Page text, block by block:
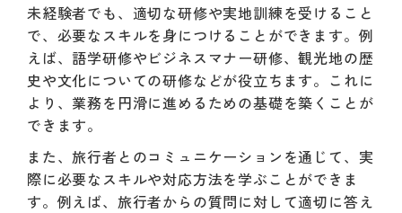
未経験者でも、適切な研修や実地訓練を受けること
で、必要なスキルを身につけることができます。例
えば、語学研修やビジネスマナー研修、観光地の歴
史や文化についての研修などが役立ちます。これに
より、業務を円滑に進めるための基礎を築くことが
できます。
また、旅行者とのコミュニケーションを通じて、実
際に必要なスキルや対応方法を学ぶことができま
す。例えば、旅行者からの質問に対して適切に答え